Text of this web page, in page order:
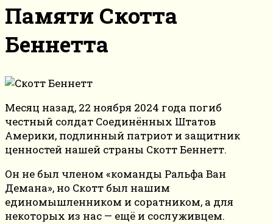
Памяти Скотта
Беннетта
Месяц назад, 22 ноября 2024 года погиб
честный солдат Соединённых Штатов
Америки, подлинный патриот и защитник
ценностей нашей страны Скотт Беннетт.
Он не был членом «команды Ральфа Ван
Демана», но Скотт был нашим
единомышленником и соратником, а для
некоторых из нас — ещё и сослуживцем.